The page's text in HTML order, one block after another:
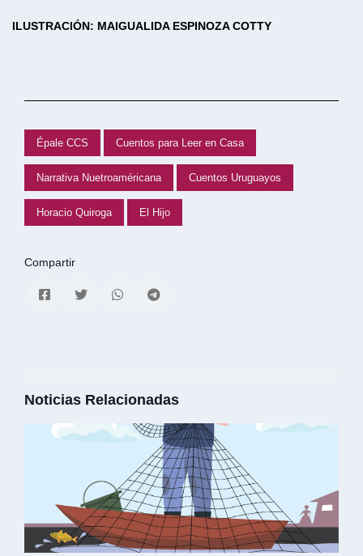
ILUSTRACIÓN: MAIGUALIDA ESPINOZA COTTY
Épale CCS Cuentos para Leer en Casa
Narrativa Nuetroaméricana Cuentos Uruguayos
Horacio Quiroga El Hijo
Compartir
Noticias Relacionadas